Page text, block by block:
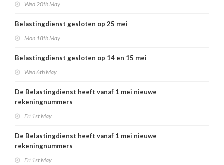
Wed 20th May
Belastingdienst gesloten op 25 mei
Mon 18th May
Belastingdienst gesloten op 14 en 15 mei
Wed 6th May
De Belastingdienst heeft vanaf 1 mei nieuwe
rekeningnummers
Fri 1st May
De Belastingdienst heeft vanaf 1 mei nieuwe
rekeningnummers
Fri 1st May